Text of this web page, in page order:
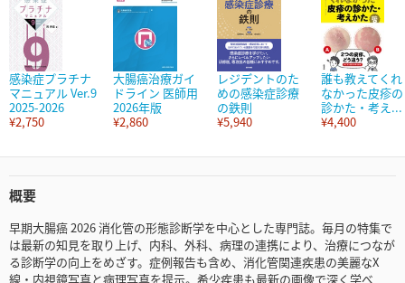
感染症プラチナ
マニュアル Ver.9
2025-2026
¥2,750
大腸癌治療ガイ
ドライン 医師用
2026年版
¥2,860
レジデントのた
めの感染症診療
の鉄則
¥5,940
誰も教えてくれ
なかった皮疹の
診かた・考え...
¥4,400
概要
早期大腸癌 2026 消化管の形態診断学を中心とした専門誌。毎月の特集で
は最新の知見を取り上げ、内科、外科、病理の連携により、治療につなが
る診断学の向上をめざす。症例報告も含め、消化管関連疾患の美麗なX
線・内視鏡写真と病理写真を提示。希少疾患も最新の画像で深く学べ